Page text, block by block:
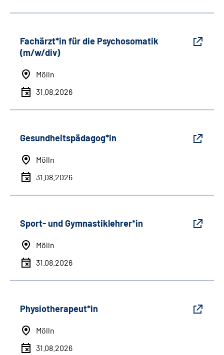
Fachärzt*in für die Psychosomatik
(m/w/div)
Mölln
31.08.2026
Gesundheitspädagog*in
Mölln
31.08.2026
Sport- und Gymnastiklehrer*in
Mölln
31.08.2026
Physiotherapeut*in
Mölln
31.08.2026